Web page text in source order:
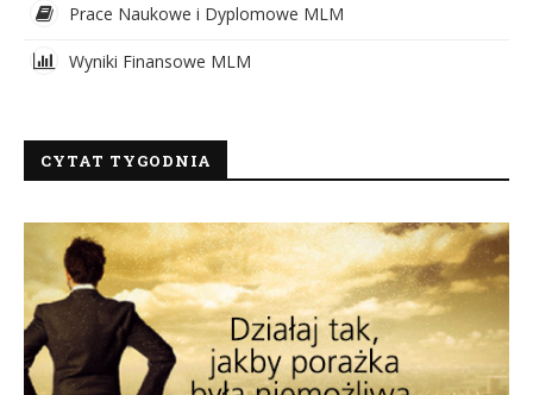
Prace Naukowe i Dyplomowe MLM
Wyniki Finansowe MLM
CYTAT TYGODNIA